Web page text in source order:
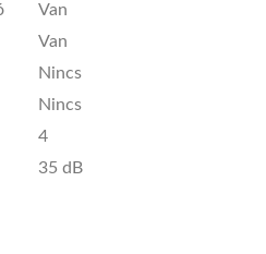
Van
Van
Nincs
Nincs
4
35 dB